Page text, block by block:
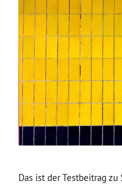
Das ist der Testbeitrag zu